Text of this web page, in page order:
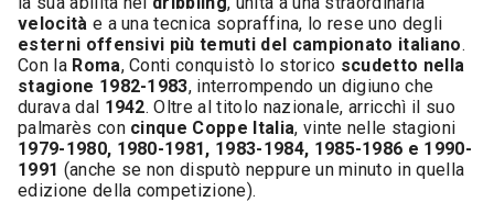
velocità e a una tecnica sopraffina, lo rese uno degli
esterni offensivi più temuti del campionato italiano.
Con la Roma, Conti conquistò lo storico scudetto nella
stagione 1982-1983, interrompendo un digiuno che
durava dal 1942. Oltre al titolo nazionale, arricchì il suo
palmarès con cinque Coppe Italia, vinte nelle stagioni
1979-1980, 1980-1981, 1983-1984, 1985-1986 e 1990-
1991 (anche se non disputò neppure un minuto in quella
edizione della competizione).